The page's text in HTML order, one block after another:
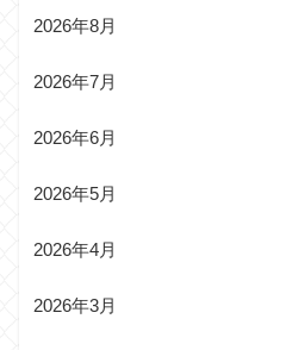
2026年8月
2026年7月
2026年6月
2026年5月
2026年4月
2026年3月